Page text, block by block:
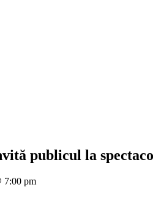
publicul la
7:00 pm